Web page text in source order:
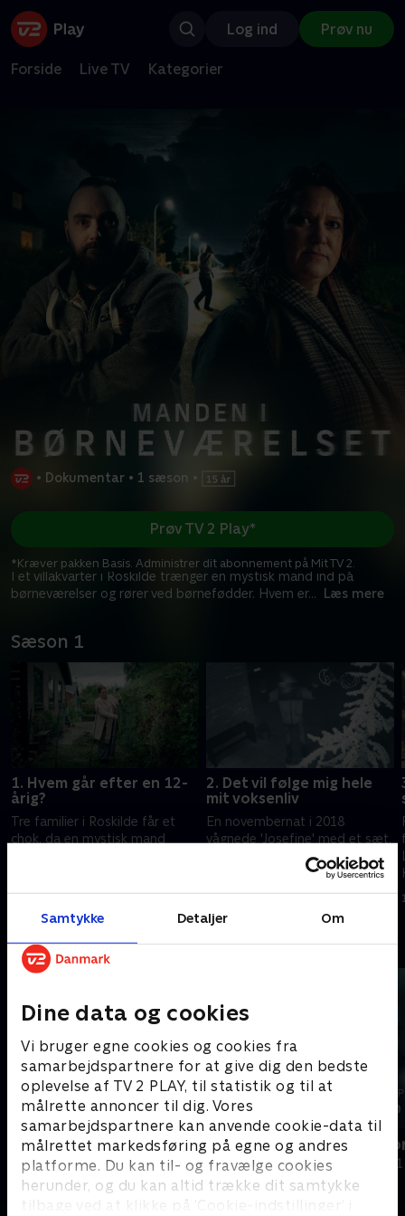
Samtykke Detaljer Om
Dine data og cookies
Vi bruger egne cookies og cookies fra
samarbejdspartnere for at give dig den bedste
oplevelse af TV 2 PLAY, til statistik og til at
målrette annoncer til dig. Vores
samarbejdspartnere kan anvende cookie-data til
målrettet markedsføring på egne og andres
platforme. Du kan til- og fravælge cookies
herunder, og du kan altid trække dit samtykke
tilbage ved at klikke på ’Cookie-indstillinger’ i
Log ind Prøv nu
Forside Live TV Kategorier
• Dokumentar • 1 sæson •
I et villakvarter i Roskilde trænger en mystisk mand ind på
børneværelser og rører ved børnefødder. Hvem er... Læs mere
Prøv TV 2 Play*
*Kræver pakken Basis. Administrer dit abonnement på Mit TV 2.
Sæson 1
1. Hvem går efter en 12-
årig?
Tre familier i Roskilde får et
chok, da en mystisk mand
fødder. Hvem er han, og hvad
31. marts 2025 • 29 min
2. Det vil følge mig hele
mit voksenliv
En novembernat i 2018
vågnede 'Josefine' med et sæt,
da en mand med en kniv
befølte hendes fod. Han blev
dømt, men fortsatte sine
7. april 2025 • 29 min
Andre så også
Forført af Jakob
Dokumentar
Pigen der
Dokumentar •